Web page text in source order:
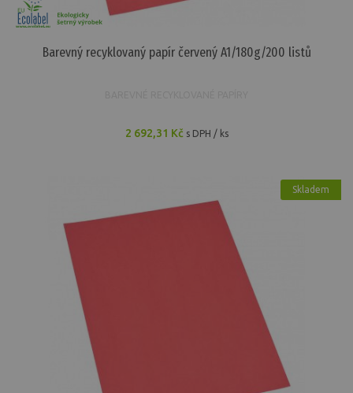
Barevný recyklovaný papír červený A1/180g/200 listů
2 692,31 Kč s DPH / ks
Skladem